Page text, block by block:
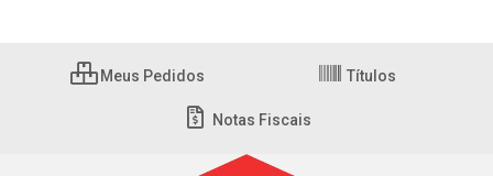
Meus Pedidos Títulos
Notas Fiscais